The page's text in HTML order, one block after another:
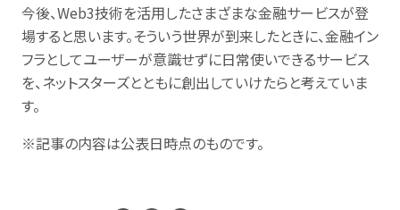
今後、Web3技術を活用したさまざまな金融サービスが登
場すると思います。そういう世界が到来したときに、金融イン
フラとしてユーザーが意識せずに日常使いできるサービス
を、ネットスターズとともに創出していけたらと考えていま
す。
※記事の内容は公表日時点のものです。